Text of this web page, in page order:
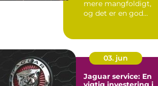
mere mangfoldigt,
og det er en god
03. jun
Jaguar service: En